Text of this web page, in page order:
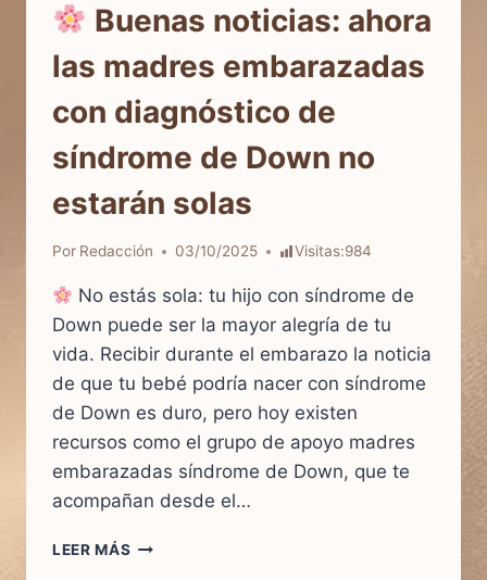
Buenas noticias: ahora
las madres embarazadas
con diagnóstico de
síndrome de Down no
estarán solas
Por Redacción 03/10/2025 Visitas:984
No estás sola: tu hijo con síndrome de
Down puede ser la mayor alegría de tu
vida. Recibir durante el embarazo la noticia
de que tu bebé podría nacer con síndrome
de Down es duro, pero hoy existen
recursos como el grupo de apoyo madres
embarazadas síndrome de Down, que te
acompañan desde el…
LEER MÁS